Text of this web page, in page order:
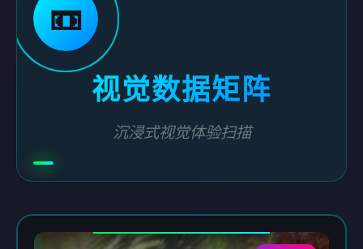
📼
视觉数据矩阵
沉浸式视觉体验扫描